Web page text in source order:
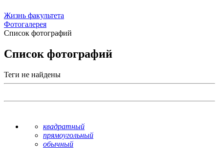
Жизнь факультета
Фотогалерея
Список фотографий
Список фотографий
Теги не найдены
квадратный
прямоугольный
обычный